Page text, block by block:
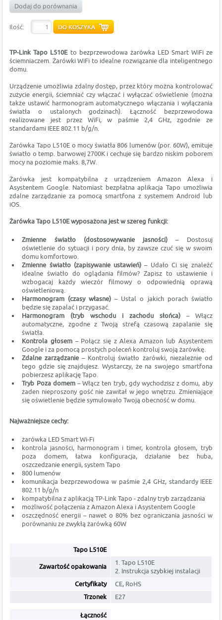
Dodaj do porównania
Ilość:
TP-LinkTapo L510Eto bezprzewodowa żarówka LED Smart WiFi ze
ściemniaczem. Żarówki WiFi to idealne rozwiązanie dla inteligentnego
domu.
Urządzenie umożliwia zdalny dostęp, przez który można kontrolować
zużycie energii, ściemniać czy włączać i wyłączać oświetlenie (można
także ustawić harmonogram automatycznego włączania i wyłączania
światła o ustalonych godzinach). Łączność bezprzewodowa
realizowane jest przez WiFi, w paśmie 2,4 GHz, zgodnie ze
standardami IEEE 802.11 b/g/n.
Żarówka Tapo L510E o mocy światła 806 lumenów (por. 60W), emituje
światło o temp. barwowej 2700K i cechuje się bardzo niskim poborem
mocy na poziomie maks. 8,7W.
Żarówka jest kompatybilna z urządzeniem Amazon Alexa i
Asystentem Google. Natomiast bezpłatna aplikacja Tapo umożliwia
zdalne zarządzanie za pomocą smartfona z systemem Android lub
iOS.
Żarówka Tapo L510E wyposażona jest w szereg funkcji:
Zmienne światło (dostosowywanie jasności) – Dostosuj
oświetlenie do sytuacji i pory dnia, by zawsze czuć się w swoim
domu komfortowo.
Zmienne światło (zapisywanie ustawień) – Udało Ci się znaleźć
idealne światło do oglądania filmów? Zapisz to ustawienie i
wzbogacaj każdy wieczór filmowy o odpowiednią oprawą
oświetleniową.
Harmonogram (czasy własne) – Ustal o jakich porach światło
będzie się zapalać i przygasać.
Harmonogram (tryb wschodu i zachodu słońca)– Włącz
automatyczne, zgodne z Twoją strefą czasową zapalanie się
światła.
Kontrola głosem – Połącz się z Alexa Amazon lub Asystentem
Google i za pomocą prostych poleceń kontroluj swoją żarówkę.
Zdalne zarządzanie – Kontroluj światło żarówki, niezależnie od
tego gdzie się znajdujesz. Wystarczy, że na swojego smartfona
pobierzesz aplikację Tapo.
Tryb Poza domem– Włącz ten tryb, gdy wychodzisz z domu, aby
żaden nieproszony gość nie zawitał w jego wnętrzu. Zmieniające
się oświetlenie będzie symulowało Twoją obecność w domu.
Najważniejsze cechy:
żarówka LED Smart Wi-Fi
kontrola jasności, harmonogram i timer, kontrola głosem, tryb
poza domem, łatwa konfiguracja, działanie bez huba,
oszczedzanie energii, system Tapo
800 lumenów
komunikacja bezprzewodowa w paśmie 2,4 GHz, standardy IEEE
802.11 b/g/n
kompatybilna z aplikacją TP-Link Tapo - zdalny tryb zarządzania
możliwość połączenia z Amazon Alexa i Asystentem Google
oszczędność energii – nawet o 80% bez ograniczania jasności w
porównaniu ze zwykłą żarówką 60W
Tapo L510E
Zawartość opakowania
1. Tapo L510E
2. Instrukcja szybkiej instalacji
Certyfikaty
CE, RoHS
Trzonek
E27
Łączność